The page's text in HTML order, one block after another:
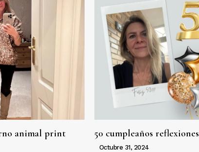
animal print 50 cumpleaños reflexiones
Octubre 31, 2024